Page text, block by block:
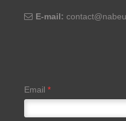
E-mail:
Email *